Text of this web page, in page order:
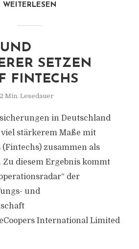
WEITERLESEN
SETZEN
FINTECHS
2 Min. Lesedauer
in Deutschland
stärkerem Maße mit
zusammen als
Zu diesem Ergebnis kommt
der
und
International Limited